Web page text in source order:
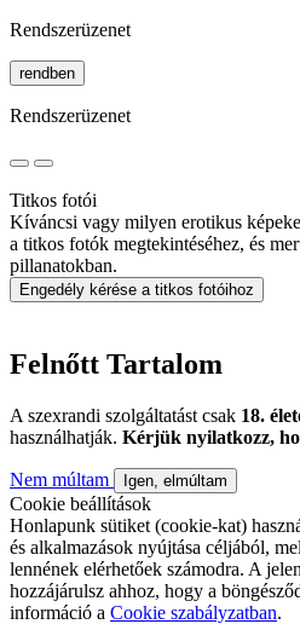
Rendszerüzenet
rendben
Rendszerüzenet
Titkos fotói
Kíváncsi vagy milyen erotikus
a titkos fotók megtekintéséhez, és
pillanatokban.
Engedély kérése a titkos fotóihoz
Felnőtt Tartalom
A szexrandi szolgáltatást csak 18.
használhatják. Kérjük nyilatkozz,
Nem múltam Igen, elmúltam
Cookie beállítások
Honlapunk sütiket (cookie-kat)
és alkalmazások nyújtása céljából,
lennének elérhetőek számodra. A
hozzájárulsz ahhoz, hogy a
információ a Cookie szabályzatban.